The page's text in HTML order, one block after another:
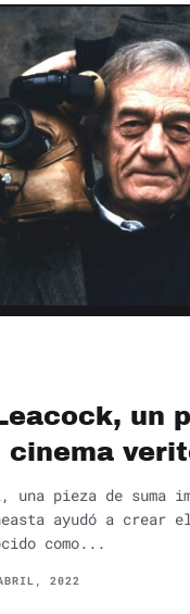
un
cinema
una pieza de suma
ayudó a crear
como...
2022